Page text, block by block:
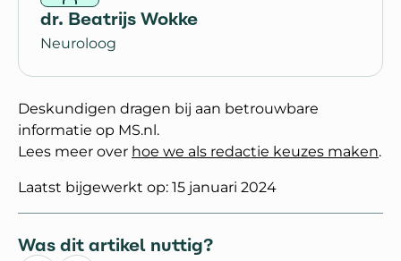
dr. Beatrijs Wokke
Neuroloog
Deskundigen dragen bij aan betrouwbare
informatie op MS.nl.
Lees meer over hoe we als redactie keuzes maken.
Laatst bijgewerkt op: 15 januari 2024
Was dit artikel nuttig?